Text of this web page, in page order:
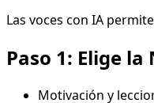
Las voces con IA
Paso 1: Elige
Motivación y